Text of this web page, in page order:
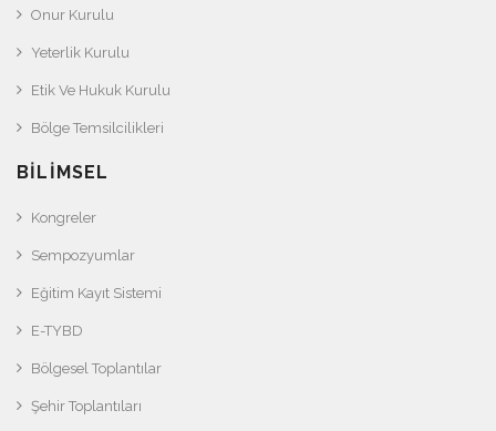
Onur Kurulu
Yeterlik Kurulu
Etik Ve Hukuk Kurulu
Bölge Temsilcilikleri
BILIMSEL
Kongreler
Sempozyumlar
Eğitim Kayıt Sistemi
E-TYBD
Bölgesel Toplantılar
Şehir Toplantıları